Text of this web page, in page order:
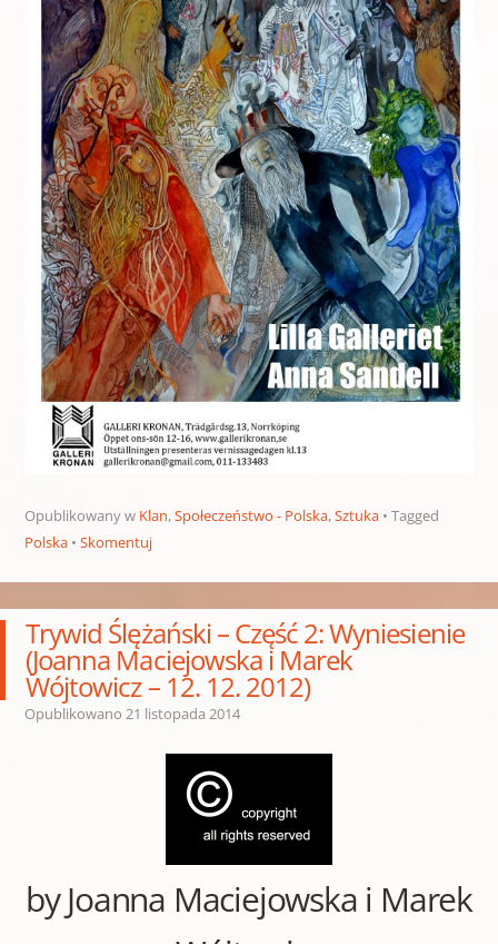
Opublikowany w Klan,Społeczeństwo - Polska,Sztuka
Tagged
Polska
Skomentuj
Trywid Ślężański – Część 2: Wyniesienie
(Joanna Maciejowska i Marek
Wójtowicz – 12. 12. 2012)
Opublikowano 21 listopada 2014
by Joanna Maciejowska i Marek